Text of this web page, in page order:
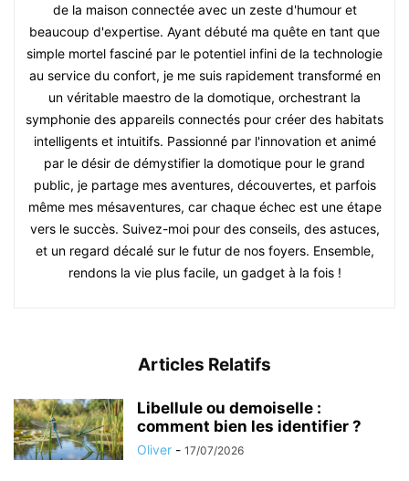
de la maison connectée avec un zeste d'humour et
beaucoup d'expertise. Ayant débuté ma quête en tant que
simple mortel fasciné par le potentiel infini de la technologie
au service du confort, je me suis rapidement transformé en
un véritable maestro de la domotique, orchestrant la
symphonie des appareils connectés pour créer des habitats
intelligents et intuitifs. Passionné par l'innovation et animé
par le désir de démystifier la domotique pour le grand
public, je partage mes aventures, découvertes, et parfois
même mes mésaventures, car chaque échec est une étape
vers le succès. Suivez-moi pour des conseils, des astuces,
et un regard décalé sur le futur de nos foyers. Ensemble,
rendons la vie plus facile, un gadget à la fois !
Articles Relatifs
Libellule ou demoiselle :
comment bien les identifier ?
Oliver - 17/07/2026